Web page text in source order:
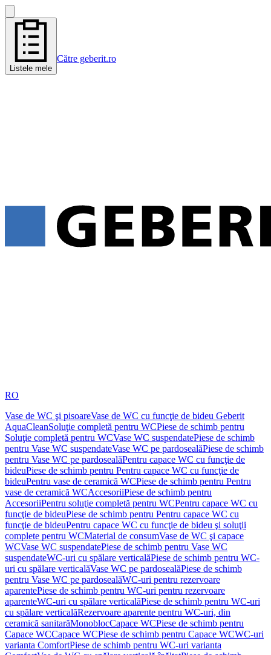
Listele mele
Către geberit.ro
RO
Vase de WC şi pisoareVase de WC cu funcţie de bideu Geberit
AquaCleanSoluţie completă pentru WCPiese de schimb pentru
Soluţie completă pentru WCVase WC suspendatePiese de schimb
pentru Vase WC suspendateVase WC pe pardosealăPiese de schimb
pentru Vase WC pe pardosealăPentru capace WC cu funcţie de
bideuPiese de schimb pentru Pentru capace WC cu funcţie de
bideuPentru vase de ceramică WCPiese de schimb pentru Pentru
vase de ceramică WCAccesoriiPiese de schimb pentru
AccesoriiPentru soluţie completă pentru WCPentru capace WC cu
funcţie de bideuPiese de schimb pentru Pentru capace WC cu
funcţie de bideuPentru capace WC cu funcţie de bideu şi soluţii
complete pentru WCMaterial de consumVase de WC şi capace
WCVase WC suspendatePiese de schimb pentru Vase WC
suspendateWC-uri cu spălare verticalăPiese de schimb pentru WC-
uri cu spălare verticalăVase WC pe pardosealăPiese de schimb
pentru Vase WC pe pardosealăWC-uri pentru rezervoare
aparentePiese de schimb pentru WC-uri pentru rezervoare
aparenteWC-uri cu spălare verticalăPiese de schimb pentru WC-uri
cu spălare verticalăRezervoare aparente pentru WC-uri, din
ceramică sanitarăMonoblocCapace WCPiese de schimb pentru
Capace WCCapace WCPiese de schimb pentru Capace WCWC-uri
varianta ComfortPiese de schimb pentru WC-uri varianta